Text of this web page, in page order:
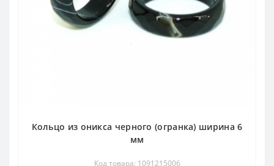
Кольцо из оникса черного (огранка) ширина 6
мм
Код товара: 1091215006